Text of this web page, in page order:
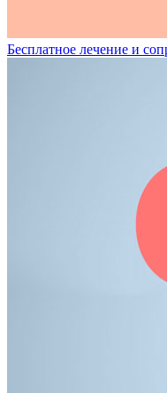
Бесплатное лечение и